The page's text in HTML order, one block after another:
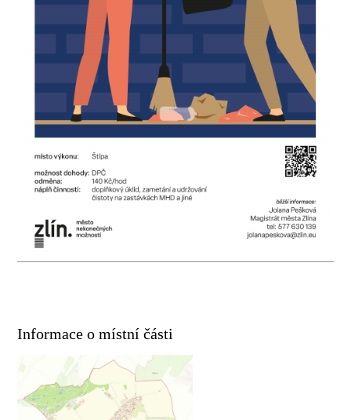
Informace o místní části